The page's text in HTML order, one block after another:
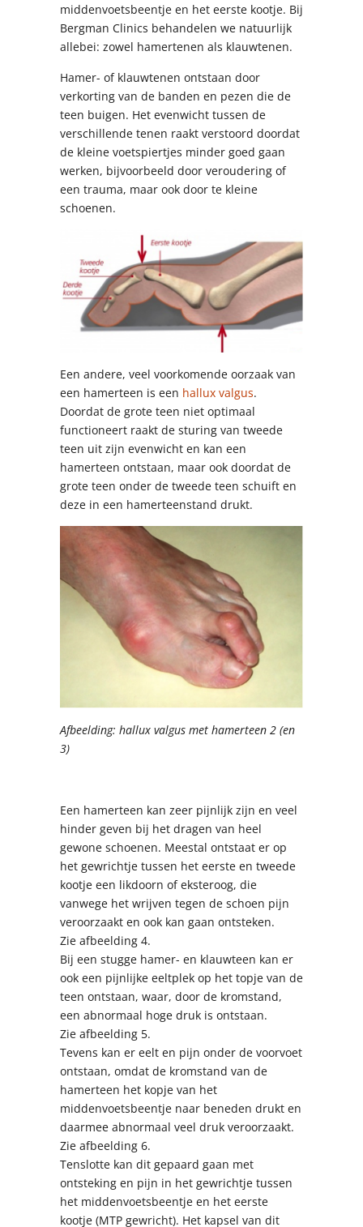
middenvoetsbeentje en het eerste kootje. Bij
Bergman Clinics behandelen we natuurlijk
allebei: zowel hamertenen als klauwtenen.
Hamer- of klauwtenen ontstaan door
verkorting van de banden en pezen die de
teen buigen. Het evenwicht tussen de
verschillende tenen raakt verstoord doordat
de kleine voetspiertjes minder goed gaan
werken, bijvoorbeeld door veroudering of
een trauma, maar ook door te kleine
schoenen.
Een andere, veel voorkomende oorzaak van
een hamerteen is een hallux valgus.
Doordat de grote teen niet optimaal
functioneert raakt de sturing van tweede
teen uit zijn evenwicht en kan een
hamerteen ontstaan, maar ook doordat de
grote teen onder de tweede teen schuift en
deze in een hamerteenstand drukt.
Afbeelding: hallux valgus met hamerteen 2 (en
3)
Een hamerteen kan zeer pijnlijk zijn en veel
hinder geven bij het dragen van heel
gewone schoenen. Meestal ontstaat er op
het gewrichtje tussen het eerste en tweede
kootje een likdoorn of eksteroog, die
vanwege het wrijven tegen de schoen pijn
veroorzaakt en ook kan gaan ontsteken.
Zie afbeelding 4.
Bij een stugge hamer- en klauwteen kan er
ook een pijnlijke eeltplek op het topje van de
teen ontstaan, waar, door de kromstand,
een abnormaal hoge druk is ontstaan.
Zie afbeelding 5.
Tevens kan er eelt en pijn onder de voorvoet
ontstaan, omdat de kromstand van de
hamerteen het kopje van het
middenvoetsbeentje naar beneden drukt en
daarmee abnormaal veel druk veroorzaakt.
Zie afbeelding 6.
Tenslotte kan dit gepaard gaan met
ontsteking en pijn in het gewrichtje tussen
het middenvoetsbeentje en het eerste
kootje (MTP gewricht). Het kapsel van dit